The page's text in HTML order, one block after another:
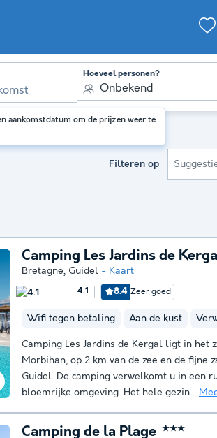
aankomstdatum om de prijzen weer te
Hoeveel personen?
Onbekend
Filteren op
Camping Les Jardins de
Bretagne, Guidel Kaart
4.1 8.4 Zeer goed
Wifi tegen betaling Aan de kust
Camping Les Jardins de Kergal ligt in het
Morbihan, op 2 km van de zee en de fijne
Guidel. De camping verwelkomt u in een
bloemrijke omgeving. Het hele gezin...
Camping de la Plage ★★★